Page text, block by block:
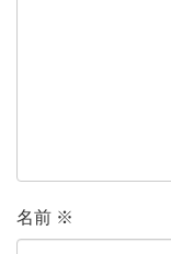
名前 ※